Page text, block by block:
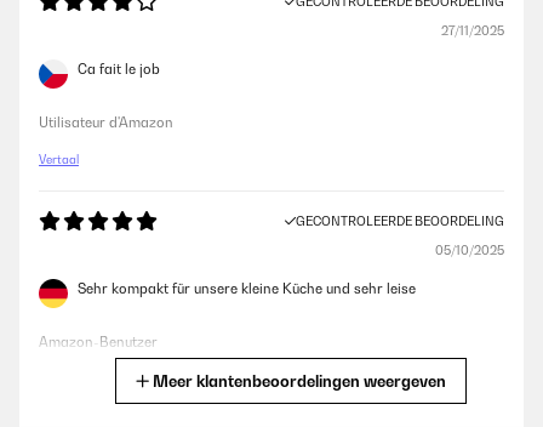
27/11/2025
Ca fait le job
Utilisateur d'Amazon
Vertaal
GECONTROLEERDE BEOORDELING
05/10/2025
Sehr kompakt für unsere kleine Küche und sehr leise
Amazon-Benutzer
Meer klantenbeoordelingen weergeven